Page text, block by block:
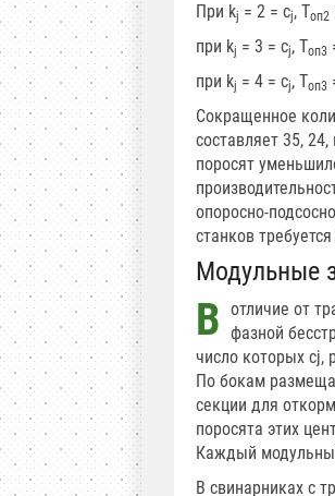
При kj = 2 = сj, Топ2
при kj = 3 = сj, Топ3
при kj = 4 = сj, Топ3
Сокращенное
составляет 35,
поросят
опоросно-
станков
Модульные
В отличие от
фазной
число которых сj,
По бокам
секции для
поросята этих
Каждый
В свинарниках с